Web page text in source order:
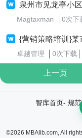
泉州市见龙亭小
Magtaxman 0次下
{营销策略培训}某市市
卓越管理 0次下载
上一页
智库首页- 规范
©2026 MBAlib.com, All